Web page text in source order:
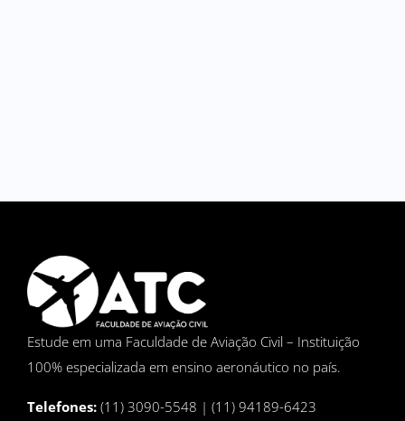
Estude em uma Faculdade de Aviação Civil – Instituição
100% especializada em ensino aeronáutico no país.
Telefones: (11) 3090-5548 | (11) 94189-6423